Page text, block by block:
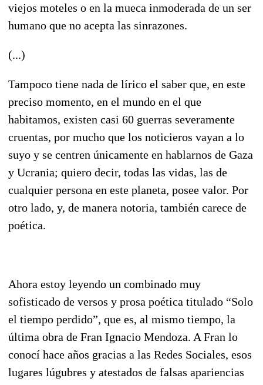
viejos moteles o en la mueca inmoderada de un ser
humano que no acepta las sinrazones.
(...)
Tampoco tiene nada de lírico el saber que, en este
preciso momento, en el mundo en el que
habitamos, existen casi 60 guerras severamente
cruentas, por mucho que los noticieros vayan a lo
suyo y se centren únicamente en hablarnos de Gaza
y Ucrania; quiero decir, todas las vidas, las de
cualquier persona en este planeta, posee valor. Por
otro lado, y, de manera notoria, también carece de
poética.
Ahora estoy leyendo un combinado muy
sofisticado de versos y prosa poética titulado “Solo
el tiempo perdido”, que es, al mismo tiempo, la
última obra de Fran Ignacio Mendoza. A Fran lo
conocí hace años gracias a las Redes Sociales, esos
lugares lúgubres y atestados de falsas apariencias